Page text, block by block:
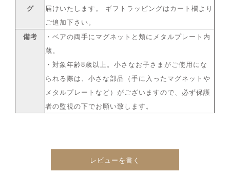
グ
届けいたします。 ギフトラッピングはカート欄より
ご追加下さい。
備考
・ベアの両手にマグネットと頬にメタルプレート内
蔵。
・対象年齢8歳以上。小さなお子さまがご使用にな
られる際は、小さな部品（手に入ったマグネットや
メタルプレートなど）がございますので、必ず保護
者の監視の下でお願い致します。
レビューを書く